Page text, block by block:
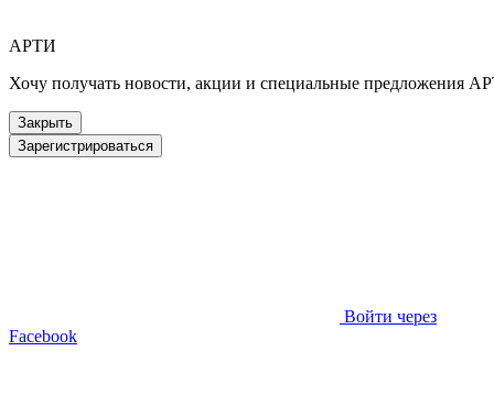
АРТИ
Хочу получать новости, акции и специальные предложения
Закрыть
Зарегистрироваться
Войти через
Facebook